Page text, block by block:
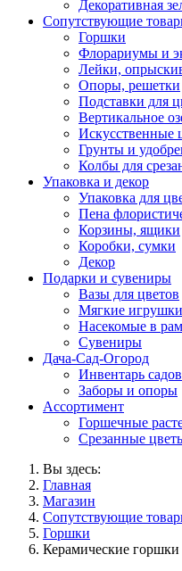
Декоративная
Сопутствующие
Горшки
Флорариумы и
Лейки,
Опоры, решетки
Подставки для
Вертикальное
Искусственные
Грунты и
Колбы для
Упаковка и декор
Упаковка для
Пена
Корзины, ящики
Коробки, сумки
Декор
Подарки и сувениры
Вазы для цветов
Мягкие игрушки
Насекомые в
Сувениры
Дача-Сад-Огород
Инвентарь
Заборы и опоры
Ассортимент
Горшечные
Срезанные
Вы здесь:
Главная
Магазин
Сопутствующие
Горшки
Керамические горшки